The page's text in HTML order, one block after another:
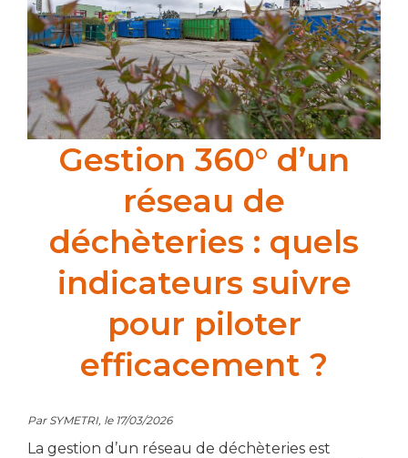
Gestion 360° d’un
réseau de
déchèteries : quels
indicateurs suivre
pour piloter
efficacement ?
Par SYMETRI, le 17/03/2026
La gestion d’un réseau de déchèteries est